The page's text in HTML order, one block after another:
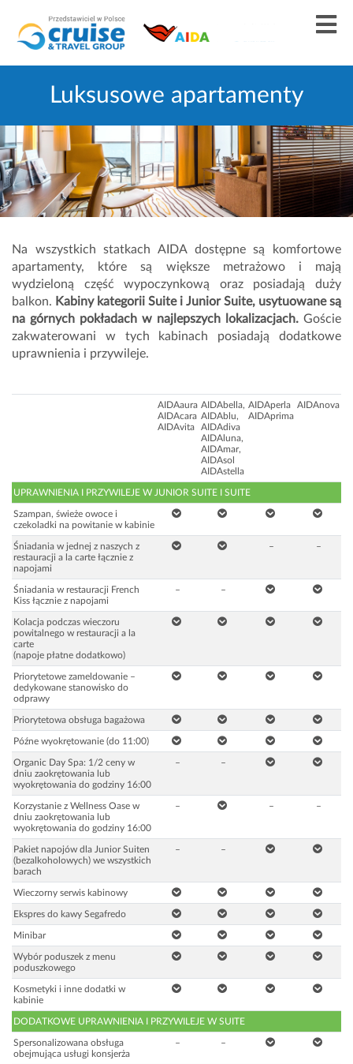
Luksusowe apartamenty
Na wszystkich statkach AIDA dostępne są komfortowe
apartamenty, które są większe metrażowo i mają
wydzieloną część wypoczynkową oraz posiadają duży
balkon. Kabiny kategorii Suite i Junior Suite, usytuowane są
na górnych pokładach w najlepszych lokalizacjach. Goście
zakwaterowani w tych kabinach posiadają dodatkowe
uprawnienia i przywileje.
AIDAaura
AIDAcara
AIDAvita
AIDAbella,
AIDAblu,
AIDAdiva
AIDAluna,
AIDAmar,
AIDAsol
AIDAstella
AIDAperla
AIDAprima
AIDAnova
UPRAWNIENIA I PRZYWILEJE W JUNIOR SUITE I SUITE
Szampan, świeże owoce i
czekoladki na powitanie w kabinie
Śniadania w jednej z naszych z
restauracji a la carte łącznie z
napojami
– –
Śniadania w restauracji French
Kiss łącznie z napojami
– –
Kolacja podczas wieczoru
powitalnego w restauracji a la
carte
(napoje płatne dodatkowo)
Priorytetowe zameldowanie –
dedykowane stanowisko do
odprawy
Priorytetowa obsługa bagażowa
Późne wyokrętowanie (do 11:00)
Organic Day Spa: 1/2 ceny w
dniu zaokrętowania lub
wyokrętowania do godziny 16:00
– –
Korzystanie z Wellness Oase w
dniu zaokrętowania lub
wyokrętowania do godziny 16:00
– – –
Pakiet napojów dla Junior Suiten
(bezalkoholowych) we wszystkich
barach
– –
Wieczorny serwis kabinowy
Ekspres do kawy Segafredo
Minibar
Wybór poduszek z menu
poduszkowego
Kosmetyki i inne dodatki w
kabinie
DODATKOWE UPRAWNIENIA I PRZYWILEJE W SUITE
Spersonalizowana obsługa
obejmująca usługi konsjerża
– –